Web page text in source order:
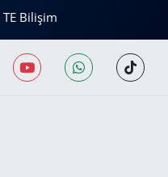
TE Bilişim